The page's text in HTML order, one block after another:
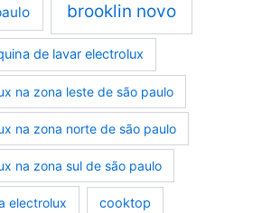
brooklin novo
de lavar electrolux
na zona leste de são paulo
na zona norte de são paulo
na zona sul de são paulo
electrolux cooktop